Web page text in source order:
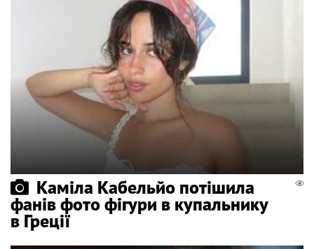
Каміла Кабельйо потішила
фанів фото фігури в купальнику
в Греції